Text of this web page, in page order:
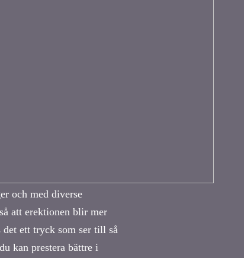
och med diverse
att erektionen blir mer
det ett tryck som ser till så
kan prestera bättre i